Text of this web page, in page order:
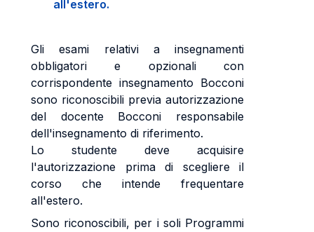
all'estero.
Gli esami relativi a insegnamenti
obbligatori e opzionali con
corrispondente insegnamento Bocconi
sono riconoscibili previa autorizzazione
del docente Bocconi responsabile
dell'insegnamento di riferimento.
Lo studente deve acquisire
l'autorizzazione prima di scegliere il
corso che intende frequentare
all'estero.
Sono riconoscibili, per i soli Programmi